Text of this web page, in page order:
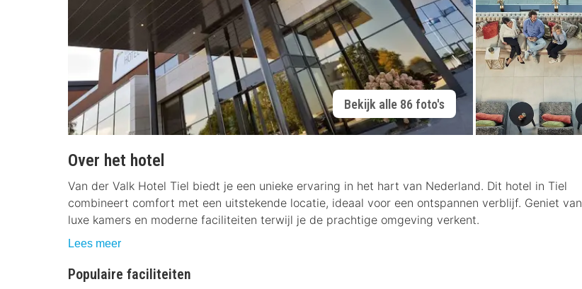
Bekijk alle 86 foto's
Over het hotel
Van der Valk Hotel Tiel biedt je een unieke ervaring in het hart van Nederland. Dit hotel in Tiel
combineert comfort met een uitstekende locatie, ideaal voor een ontspannen verblijf. Geniet van
luxe kamers en moderne faciliteiten terwijl je de prachtige omgeving verkent.
Lees meer
Populaire faciliteiten